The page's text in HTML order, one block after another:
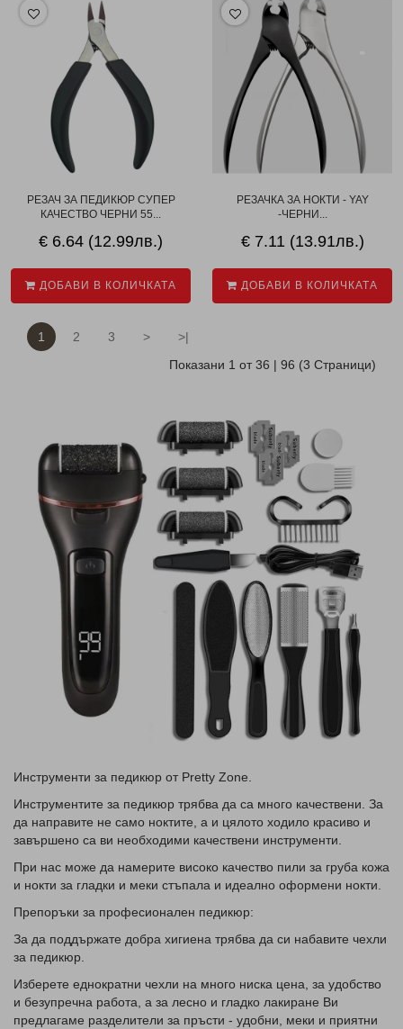
РЕЗАЧ ЗА ПЕДИКЮР СУПЕР
КАЧЕСТВО ЧЕРНИ 55...
€ 6.64 (12.99лв.)
ДОБАВИ В КОЛИЧКАТА
РЕЗАЧКА ЗА НОКТИ - YAY
-ЧЕРНИ...
€ 7.11 (13.91лв.)
ДОБАВИ В КОЛИЧКАТА
1 2 3 >
>|
Показани 1 от 36 | 96 (3 Страници)
Инструменти за педикюр от Pretty Zone.
Инструментите за педикюр трябва да са много качествени. За
да направите не само ноктите, а и цялото ходило красиво и
завършено са ви необходими качествени инструменти.
При нас може да намерите високо качество пили за груба кожа
и нокти за гладки и меки стъпала и идеално оформени нокти.
Препоръки за професионален педикюр:
За да поддържате добра хигиена трябва да си набавите чехли
за педикюр.
Изберете еднократни чехли на много ниска цена, за удобство
и безупречна работа, а за лесно и гладко лакиране Ви
предлагаме разделители за пръсти - удобни, меки и приятни